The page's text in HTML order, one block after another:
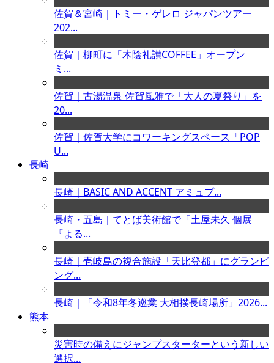
佐賀＆宮崎｜トミー・ゲレロ ジャパンツアー
202...
佐賀｜柳町に「木陰礼讃COFFEE」オープン
ミ...
佐賀｜古湯温泉 佐賀風雅で「大人の夏祭り」を
20...
佐賀｜佐賀大学にコワーキングスペース「POP
U...
長崎
長崎｜BASIC AND ACCENT アミュプ...
長崎・五島｜てとば美術館で「土屋未久 個展
『よる...
長崎｜壱岐島の複合施設「天比登都」にグランピ
ング...
長崎｜「令和8年冬巡業 大相撲長崎場所」2026...
熊本
災害時の備えにジャンプスターターという新しい
選択...